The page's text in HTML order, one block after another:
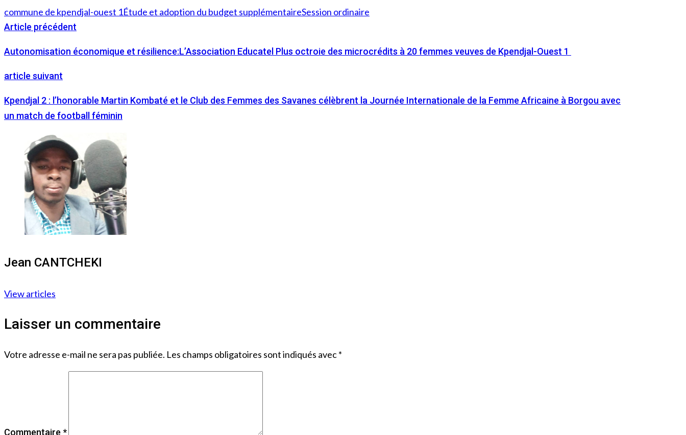
commune de kpendjal-ouest 1Étude et adoption du budget supplémentaireSession ordinaire
Article précédent
Autonomisation économique et résilience:L’Association Educatel Plus octroie des microcrédits à 20 femmes veuves de Kpendjal-Ouest 1
article suivant
Kpendjal 2 : l’honorable Martin Kombaté et le Club des Femmes des Savanes célèbrent la Journée Internationale de la Femme Africaine à Borgou avec
un match de football féminin
Jean CANTCHEKI
View articles
Laisser un commentaire
Votre adresse e-mail ne sera pas publiée. Les champs obligatoires sont indiqués avec*
Commentaire *